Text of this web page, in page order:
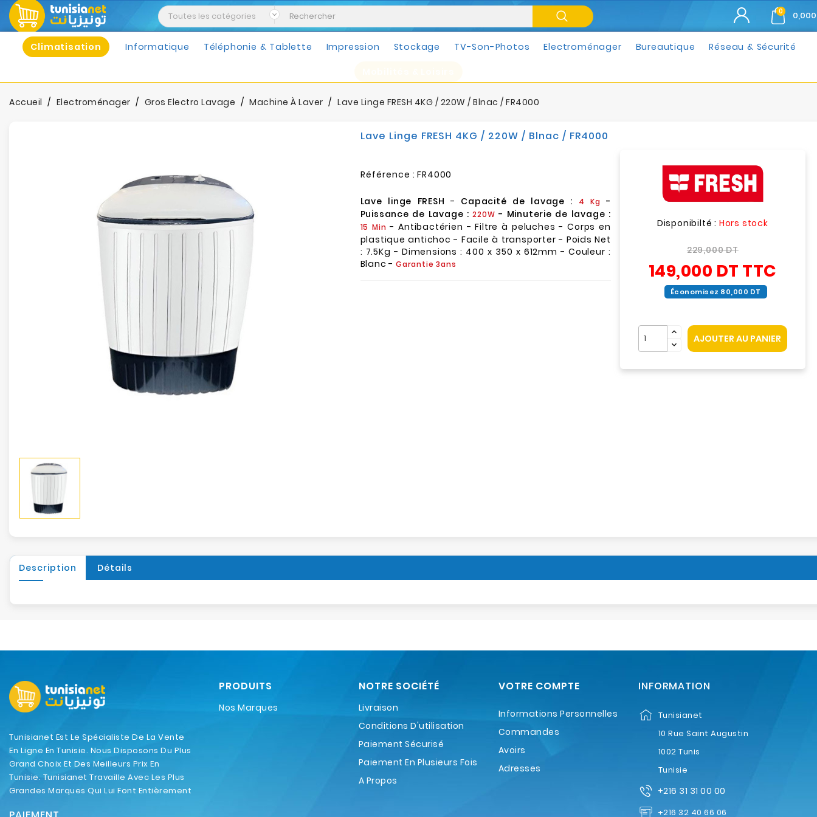
0
Climatisation Informatique Téléphonie & Tablette Impression Stockage TV-Son-Photos Electroménager Bureautique Réseau & Sécurité
Accueil Electroménager Gros Electro Lavage Machine À Laver Lave Linge FRESH 4KG / 220W / Blnac / FR4000
Lave Linge FRESH 4KG / 220W / Blnac / FR4000
Référence : FR4000
Lave linge FRESH - Capacité de lavage : 4 Kg -
Puissance de Lavage :220W - Minuterie de lavage :
15 Min - Antibactérien - Filtre à peluches - Corps en
plastique antichoc - Facile à transporter - Poids Net
: 7.5Kg - Dimensions : 400 x 350 x 612mm - Couleur :
Blanc - Garantie 3ans
Disponibilté : Hors stock
229,000 DT
149,000 DT TTC
Économisez 80,000 DT
AJOUTER AU PANIER
Description Détails
Tunisianet Est Le Spécialiste De La Vente
En Ligne En Tunisie. Nous Disposons Du Plus
Grand Choix Et Des Meilleurs Prix En
Tunisie. Tunisianet Travaille Avec Les Plus
Grandes Marques Qui Lui Font Entièrement
PRODUITS
Nos Marques
NOTRE SOCIÉTÉ
Livraison
Conditions D'utilisation
Paiement Sécurisé
Paiement En Plusieurs Fois
A Propos
VOTRE COMPTE
Informations Personnelles
Commandes
Avoirs
Adresses
INFORMATION
Tunisianet
10 Rue Saint Augustin
1002 Tunis
Tunisie
+216 31 31 00 00
+216 32 40 66 06